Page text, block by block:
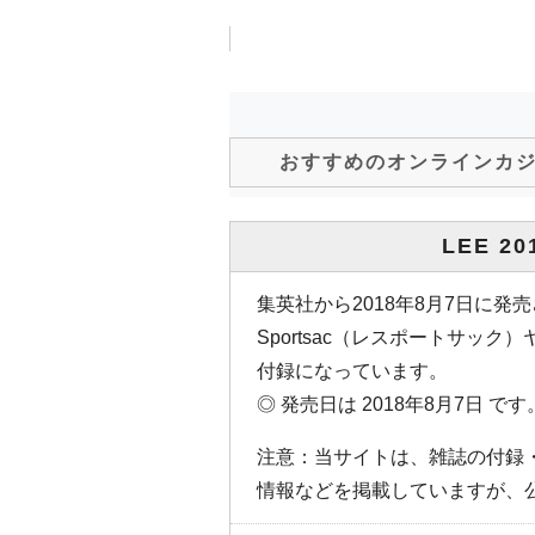
おすすめのオンラインカ
LEE
集英社から2018年8月7日に発
Sportsac（レスポートサック）
付録になっています。
◎ 発売日は 2018年8月7日 です
注意：当サイトは、雑誌の付録
情報などを掲載していますが、